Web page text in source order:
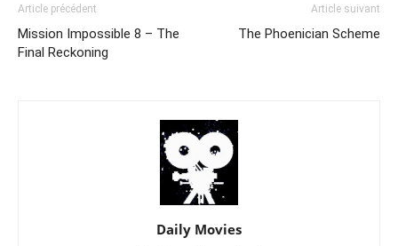
Article précédent
Mission Impossible 8 – The
Final Reckoning
Article suivant
The Phoenician Scheme
Daily Movies